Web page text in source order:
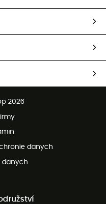
2026
danych
danych